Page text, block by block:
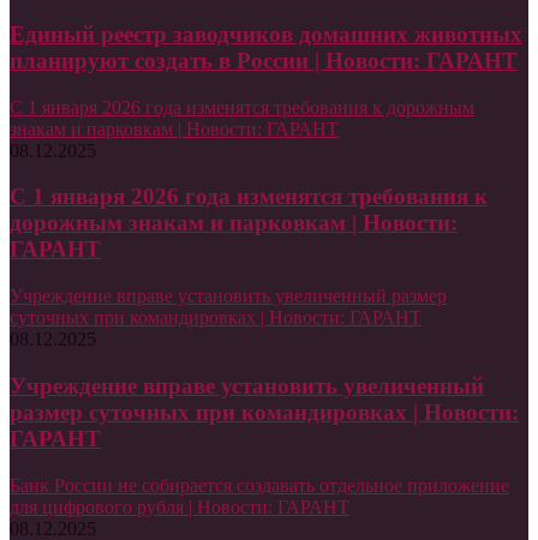
Единый реестр заводчиков домашних животных
планируют создать в России | Новости: ГАРАНТ
С 1 января 2026 года изменятся требования к дорожным
знакам и парковкам | Новости: ГАРАНТ
08.12.2025
С 1 января 2026 года изменятся требования к
дорожным знакам и парковкам | Новости:
ГАРАНТ
Учреждение вправе установить увеличенный размер
суточных при командировках | Новости: ГАРАНТ
08.12.2025
Учреждение вправе установить увеличенный
размер суточных при командировках | Новости:
ГАРАНТ
Банк России не собирается создавать отдельное приложение
для цифрового рубля | Новости: ГАРАНТ
08.12.2025